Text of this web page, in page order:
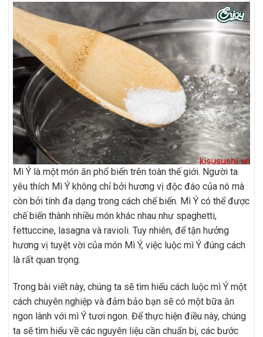
Mì Ý là một món ăn phổ biến trên toàn thế giới. Người ta
yêu thích Mì Ý không chỉ bởi hương vị độc đáo của nó mà
còn bởi tính đa dạng trong cách chế biến. Mì Ý có thể được
chế biến thành nhiều món khác nhau như spaghetti,
fettuccine, lasagna và ravioli. Tuy nhiên, để tận hưởng
hương vị tuyệt vời của món Mì Ý, việc luộc mì Ý đúng cách
là rất quan trọng.
Trong bài viết này, chúng ta sẽ tìm hiểu cách luộc mì Ý một
cách chuyên nghiệp và đảm bảo bạn sẽ có một bữa ăn
ngon lành với mì Ý tươi ngon. Để thực hiện điều này, chúng
ta sẽ tìm hiểu về các nguyên liệu cần chuẩn bị, các bước